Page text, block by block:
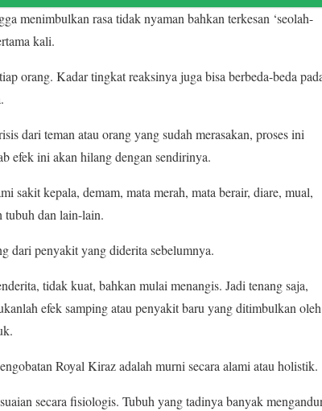
menimbulkan rasa tidak nyaman bahkan terkesan ‘seolah-
kali.
orang. Kadar tingkat reaksinya juga bisa berbeda-beda
dari teman atau orang yang sudah merasakan, proses ini
efek ini akan hilang dengan sendirinya.
sakit kepala, demam, mata merah, mata berair, diare, mual,
tubuh dan lain-lain.
dari penyakit yang diderita sebelumnya.
tidak kuat, bahkan mulai menangis. Jadi tenang saja,
efek samping atau penyakit baru yang ditimbulkan oleh
Royal Kiraz adalah murni secara alami atau holistik.
secara fisiologis. Tubuh yang tadinya banyak